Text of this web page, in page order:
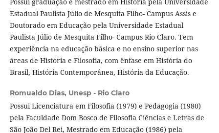
Estadual Paulista Júlio de Mesquita Filho- Campus Assis e
Doutorado em Educação pela Universidade Estadual
Paulista Júlio de Mesquita Filho- Campus Rio Claro. Tem
experiência na educação básica e no ensino superior nas
áreas de História e Filosofia, com ênfase em História do
Brasil, História Contemporânea, História da Educação.
Romualdo Dias, Unesp - Rio Claro
Possui Licenciatura em Filosofia (1979) e Pedagogia (1980)
pela Faculdade Dom Bosco de Filosofia Ciências e Letras de
São João Del Rei, Mestrado em Educação (1986) pela